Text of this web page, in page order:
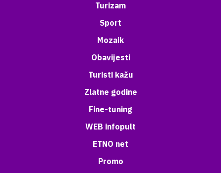
Turizam
Sport
Mozaik
Obavijesti
Turisti kažu
Zlatne godine
Fine-tuning
WEB infopult
ETNO net
Promo